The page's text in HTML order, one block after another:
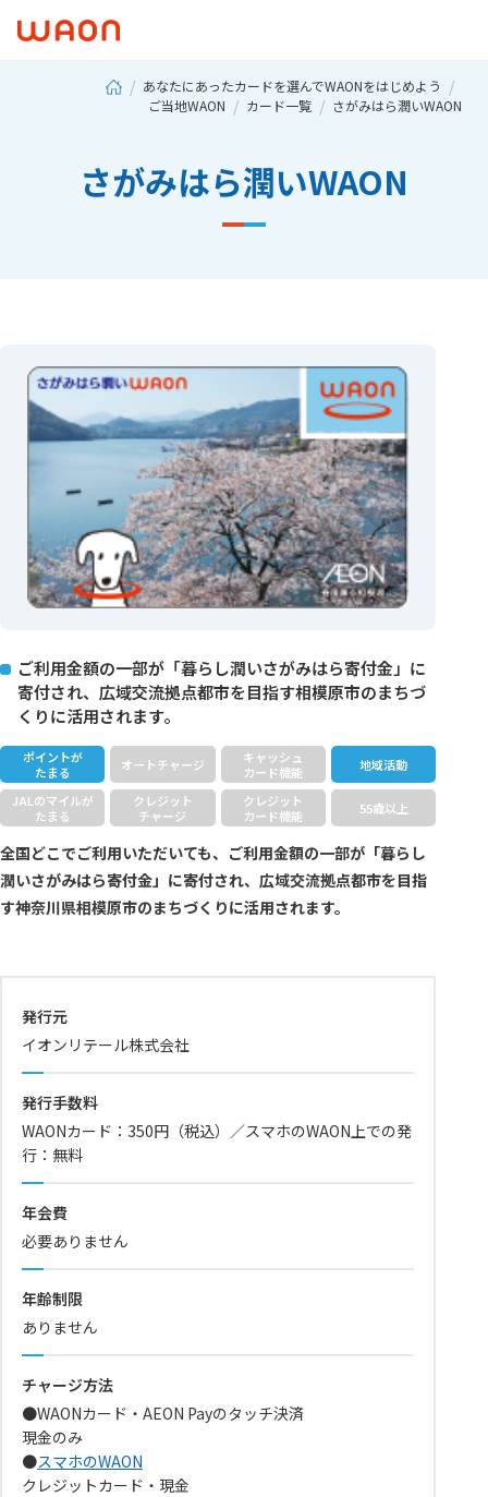
あなたにあったカードを選んでWAONをはじめよう
ご当地WAON
カード一覧 さがみはら潤いWAON
さがみはら潤いWAON
ご利用金額の一部が「暮らし潤いさがみはら寄付金」に
寄付され、広域交流拠点都市を目指す相模原市のまちづ
くりに活用されます。
ポイントが
たまる
オートチャージ
キャッシュ
カード機能
地域活動
JALのマイルが
たまる
クレジット
チャージ
クレジット
カード機能
55歳以上
全国どこでご利用いただいても、ご利用金額の一部が「暮らし
潤いさがみはら寄付金」に寄付され、広域交流拠点都市を目指
す神奈川県相模原市のまちづくりに活用されます。
発行元
イオンリテール株式会社
発行手数料
WAONカード：350円（税込）／スマホのWAON上での発
行：無料
年会費
必要ありません
年齢制限
ありません
チャージ方法
●WAONカード・AEON Payのタッチ決済
現金のみ
●スマホのWAON
クレジットカード・現金